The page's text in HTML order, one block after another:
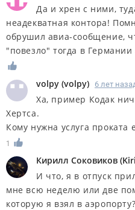
Да и хрен с ними,
неадекватная контора!
обрушил авиа-сообщение,
"повезло" тогда в Германии
volpy (volpy) 6 лет
Ха, пример Кодак
Хертса.
Кому нужна услуга проката
1
Кирилл Соковиков (
И что, я в отпуск
мне всю неделю или две
которую я взял в